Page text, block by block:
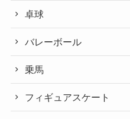
卓球
バレーボール
乗馬
フィギュアスケート